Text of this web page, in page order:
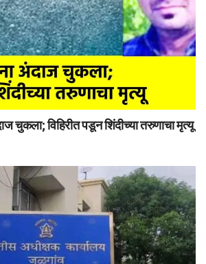
चुकला; विहिरीत पडून शिंदीच्या तरुणाचा मृत्यू